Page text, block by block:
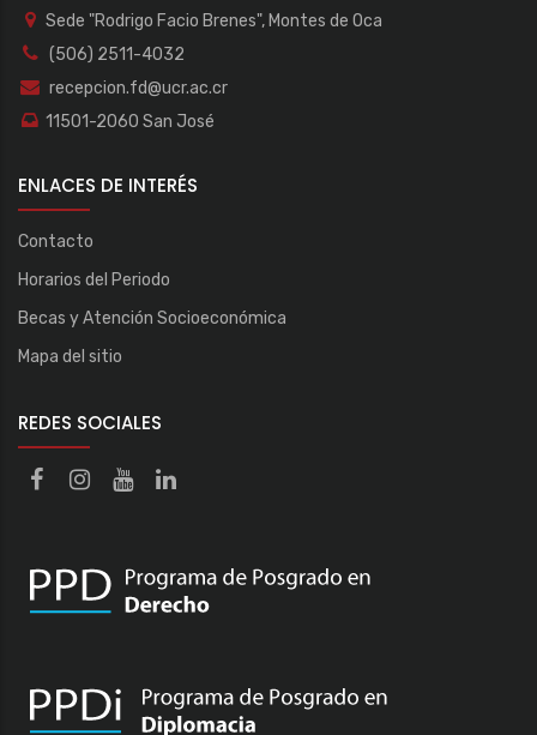
Sede "Rodrigo Facio Brenes", Montes de Oca
(506) 2511-4032
recepcion.fd@ucr.ac.cr
11501-2060 San José
ENLACES DE INTERÉS
Contacto
Horarios del Periodo
Becas y Atención Socioeconómica
Mapa del sitio
REDES SOCIALES